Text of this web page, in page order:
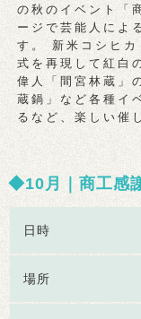
の秋のイベント「
ージで芸能人によ
す。 新米コシヒカ
式を再現して紅白
偉人「間宮林蔵」
蔵鍋」など各種イ
るなど、楽しい催
10月｜商工感
日時
場所